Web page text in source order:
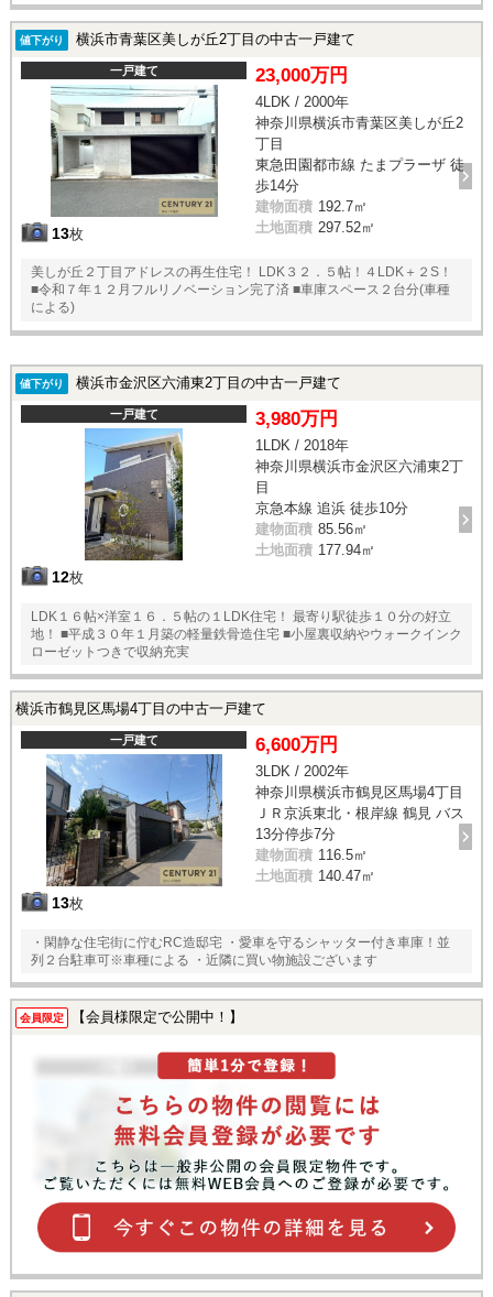
値下がり 横浜市青葉区美しが丘2丁目の中古一戸建て
一戸建て
13枚
23,000万円
4LDK / 2000年
神奈川県横浜市青葉区美しが丘2
丁目
東急田園都市線 たまプラーザ 徒
歩14分
建物面積 192.7㎡
土地面積 297.52㎡
美しが丘２丁目アドレスの再生住宅！ LDK３２．５帖！４LDK＋２S！
■令和７年１２月フルリノベーション完了済 ■車庫スペース２台分(車種
による)
値下がり 横浜市金沢区六浦東2丁目の中古一戸建て
一戸建て
12枚
3,980万円
1LDK / 2018年
神奈川県横浜市金沢区六浦東2丁
目
京急本線 追浜 徒歩10分
建物面積 85.56㎡
土地面積 177.94㎡
LDK１６帖×洋室１６．５帖の１LDK住宅！ 最寄り駅徒歩１０分の好立
地！ ■平成３０年１月築の軽量鉄骨造住宅 ■小屋裏収納やウォークインク
ローゼットつきで収納充実
横浜市鶴見区馬場4丁目の中古一戸建て
一戸建て
13枚
6,600万円
3LDK / 2002年
神奈川県横浜市鶴見区馬場4丁目
ＪＲ京浜東北・根岸線 鶴見 バス
13分停歩7分
建物面積 116.5㎡
土地面積 140.47㎡
・閑静な住宅街に佇むRC造邸宅 ・愛車を守るシャッター付き車庫！並
列２台駐車可※車種による ・近隣に買い物施設ございます
会員限定 【会員様限定で公開中！】